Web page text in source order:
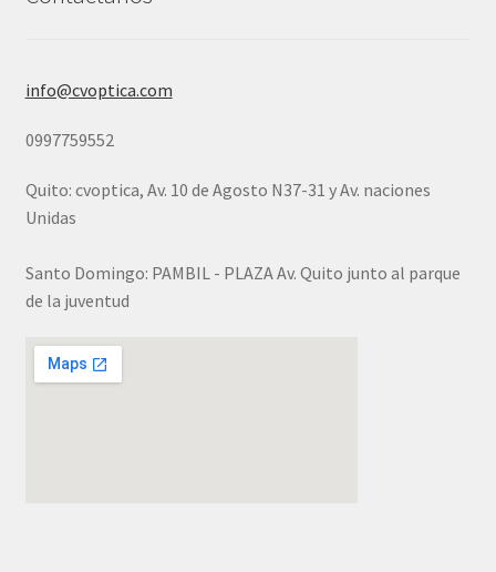
info@cvoptica.com
0997759552
Quito: cvoptica, Av. 10 de Agosto N37-31 y Av. naciones
Unidas
Santo Domingo: PAMBIL - PLAZA Av. Quito junto al parque
de la juventud